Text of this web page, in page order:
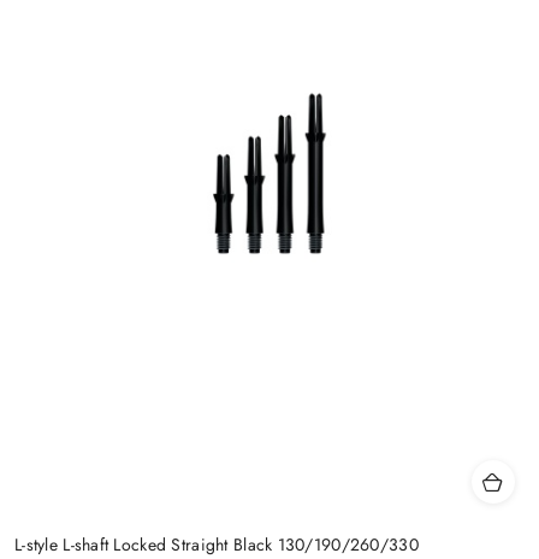
L-style L-shaft Locked Straight Black 130/190/260/330